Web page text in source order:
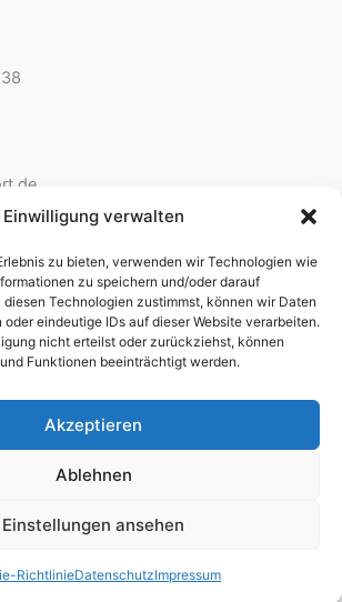
Einwilligung verwalten
zu bieten, verwenden wir Technologien wie
zu speichern und/oder darauf
Technologien zustimmst, können wir Daten
eindeutige IDs auf dieser Website verarbeiten.
nicht erteilst oder zurückziehst, können
Funktionen beeinträchtigt werden.
Akzeptieren
Ablehnen
Einstellungen ansehen
RichtlinieDatenschutzImpressum
14.00 – 18.00 Uhr
– nur mit Beratungstermin
Uhr 14.00 – 18.00 Uhr
Impressum
Widerrufsbelehrung
Zahlungsarten